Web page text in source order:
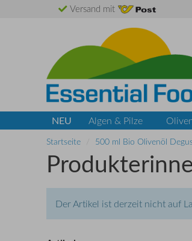
Versand mit
NEU Algen & Pilze
Startseite 500 ml Bio Olivenöl
Der Artikel ist derzeit nicht auf